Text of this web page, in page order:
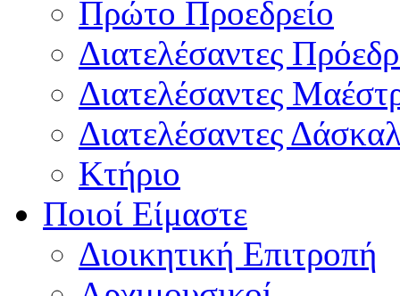
Πρώτο Προεδρείο
Διατελέσαντες
Διατελέσαντες
Διατελέσαντες
Κτήριο
Ποιοί Είμαστε
Διοικητική Επιτροπή